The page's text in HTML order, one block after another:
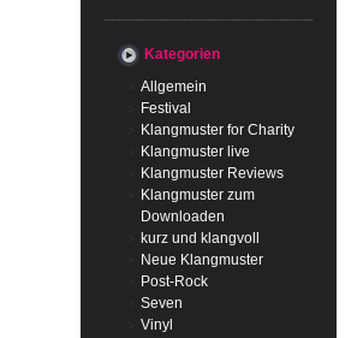
Kategorien
Allgemein
Festival
Klangmuster for Charity
Klangmuster live
Klangmuster Reviews
Klangmuster zum
Downloaden
kurz und klangvoll
Neue Klangmuster
Post-Rock
Seven
Vinyl